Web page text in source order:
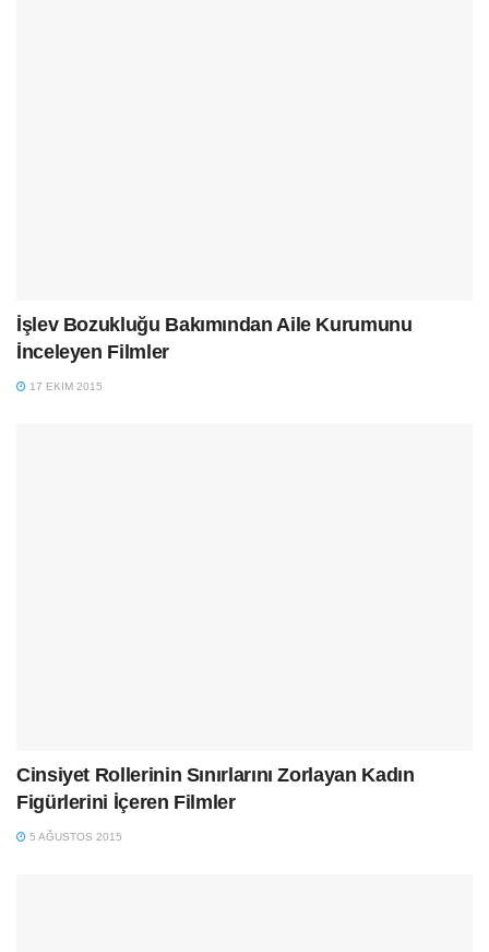
İşlev Bozukluğu Bakımından Aile Kurumunu
İnceleyen Filmler
17 EKIM 2015
Cinsiyet Rollerinin Sınırlarını Zorlayan Kadın
Figürlerini İçeren Filmler
5 AĞUSTOS 2015